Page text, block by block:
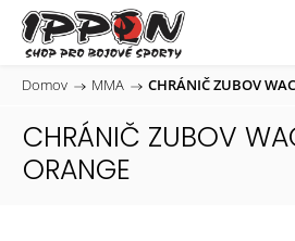
Domov / MMA / CHRÁNIČ ZUBOV
CHRÁNIČ ZUBOV
ORANGE